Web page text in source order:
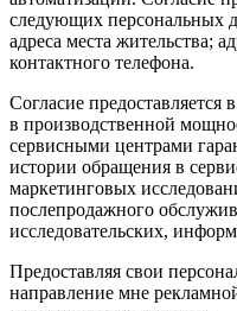
следующих персональных
адреса места жительства;
контактного телефона.
Согласие предоставляется
в производственной
сервисными центрами
истории обращения в
маркетинговых
послепродажного
исследовательских,
Предоставляя свои
направление мне